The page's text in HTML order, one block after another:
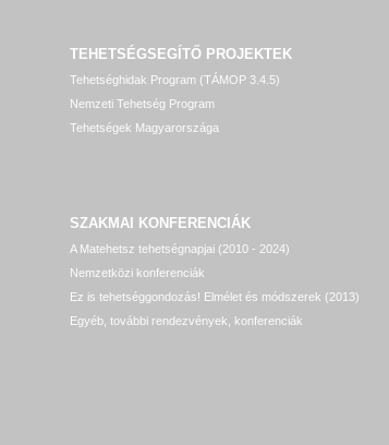
TEHETSÉGSEGÍTŐ PROJEKTEK
Tehetséghidak Program (TÁMOP 3.4.5)
Nemzeti Tehetség Program
Tehetségek Magyarországa
SZAKMAI KONFERENCIÁK
A Matehetsz tehetségnapjai (2010 - 2024)
Nemzetközi konferenciák
Ez is tehetséggondozás! Elmélet és módszerek (2013)
Egyéb, további rendezvények, konferenciák